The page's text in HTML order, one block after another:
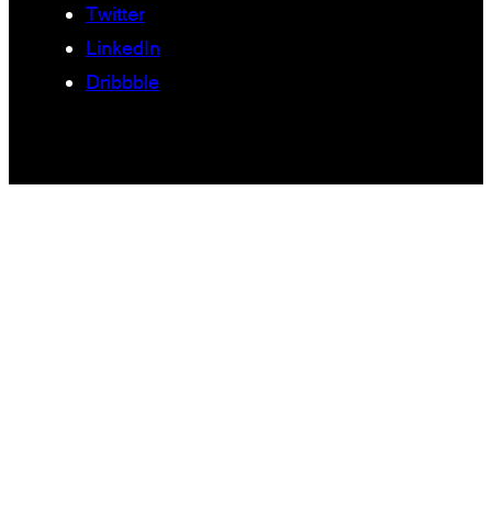
Twitter
LinkedIn
Dribbble